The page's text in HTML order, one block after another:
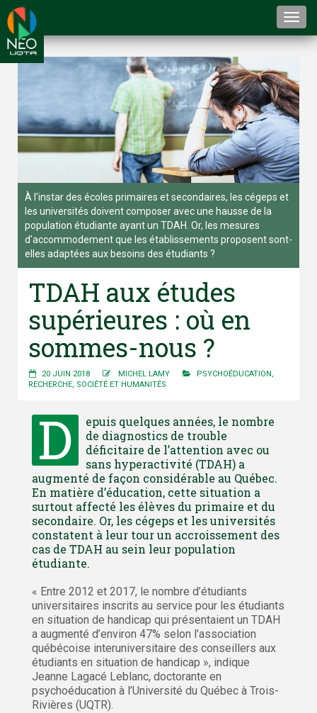
À l'instar des écoles primaires et secondaires, les cégeps et
les universités doivent composer avec une hausse de la
population étudiante ayant un TDAH. Or, les mesures
d'accommodement que les établissements proposent sont-
elles adaptées aux besoins des étudiants ?
TDAH aux études
supérieures : où en
sommes-nous ?
20 JUIN 2018 MICHEL LAMY PSYCHOÉDUCATION ,
RECHERCHE, SOCIÉTÉ ET HUMANITÉS
D
epuis quelques années, le nombre
de diagnostics de trouble
déficitaire de l’attention avec ou
sans hyperactivité (TDAH) a
augmenté de façon considérable au Québec.
En matière d’éducation, cette situation a
surtout affecté les élèves du primaire et du
secondaire. Or, les cégeps et les universités
constatent à leur tour un accroissement des
cas de TDAH au sein leur population
étudiante.
« Entre 2012 et 2017, le nombre d’étudiants
universitaires inscrits au service pour les étudiants
en situation de handicap qui présentaient un TDAH
a augmenté d’environ 47% selon l’association
québécoise interuniversitaire des conseillers aux
étudiants en situation de handicap », indique
Jeanne Lagacé Leblanc, doctorante en
psychoéducation à l’Université du Québec à Trois-
Rivières (UQTR).